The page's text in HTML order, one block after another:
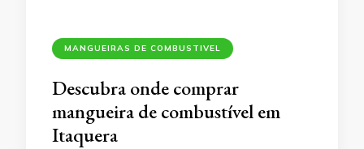
MANGUEIRAS DE COMBUSTIVEL
Descubra onde comprar
mangueira de combustível em
Itaquera